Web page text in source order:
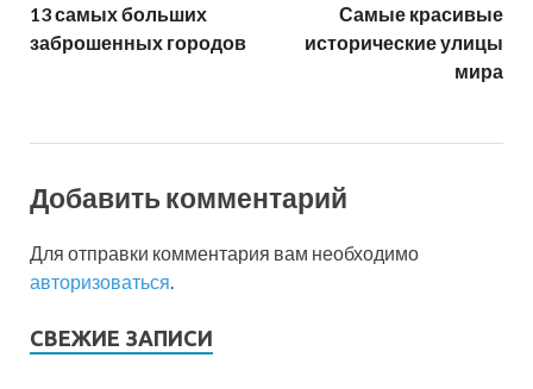
13 самых больших
заброшенных городов
Самые красивые
исторические улицы
мира
Добавить комментарий
Для отправки комментария вам необходимо
авторизоваться.
СВЕЖИЕ ЗАПИСИ